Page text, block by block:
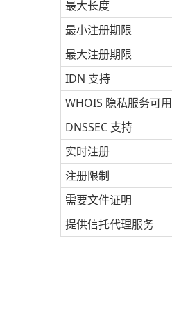
最大长度
最小注册期限
最大注册期限
IDN 支持
WHOIS 隐私服务可用
DNSSEC 支持
实时注册
注册限制
需要文件证明
提供信托代理服务